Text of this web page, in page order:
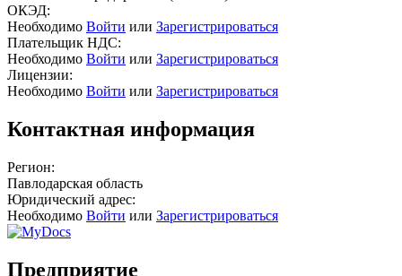
ОКЭД:
Необходимо Войти или Зарегистрироваться
Плательщик НДС:
Необходимо Войти или Зарегистрироваться
Лицензии:
Необходимо Войти или Зарегистрироваться
Контактная информация
Регион:
Павлодарская область
Юридический адрес:
Необходимо Войти или Зарегистрироваться
Предприятие